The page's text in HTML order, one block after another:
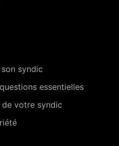
syndic
essentielles
votre syndic